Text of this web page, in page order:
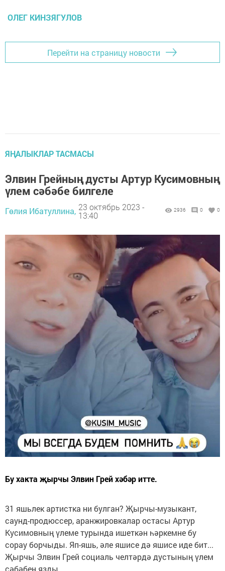
ОЛЕГ КИНЗЯГУЛОВ
Перейти на страницу новости
ЯҢАЛЫКЛАР ТАСМАСЫ
Элвин Грейның дусты Артур Кусимовның
үлем сәбәбе билгеле
Гөлия Ибатуллина, 23 октябрь 2023 -
13:40
2936 0 0
Бу хакта җырчы Элвин Грей хәбәр итте.
31 яшьлек артистка ни булган? Җырчы-музыкант,
саунд-продюссер, аранжировкалар остасы Артур
Кусимовның үлеме турында ишеткән һәркемне бу
сорау борчыды. Яп-яшь, әле яшисе дә яшисе иде бит...
Җырчы Элвин Грей социаль челтәрдә дустының үлем
сәбәбен язды.